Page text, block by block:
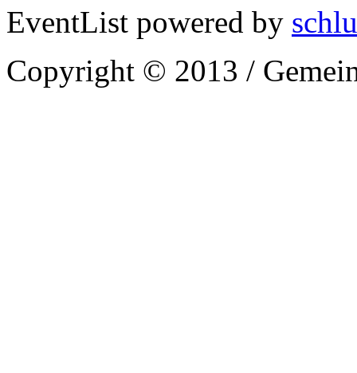
EventList powered by
Copyright © 2013 /